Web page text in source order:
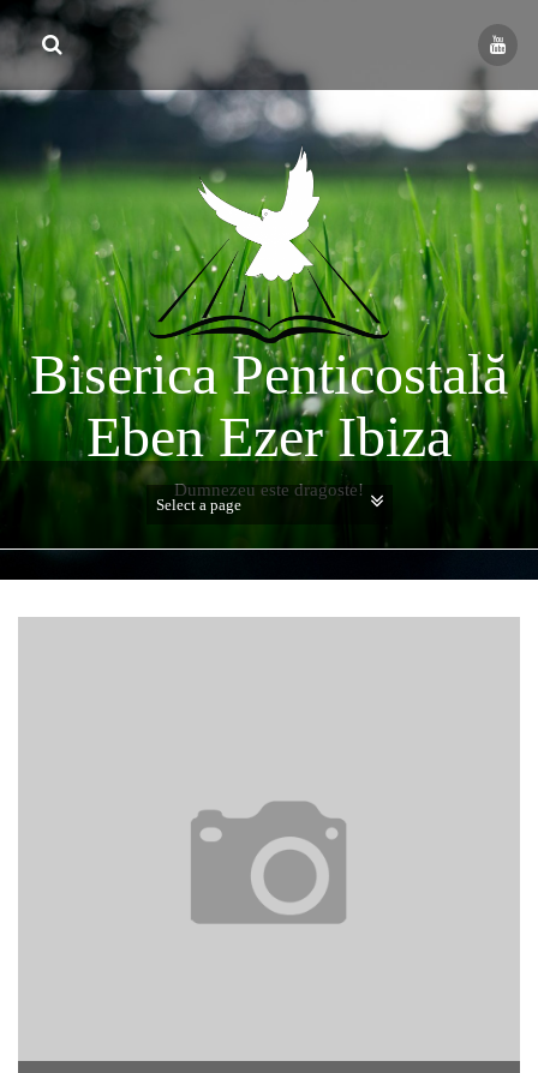
Skip
Biserica Penticostală
Eben Ezer Ibiza
Dumnezeu este dragoste!